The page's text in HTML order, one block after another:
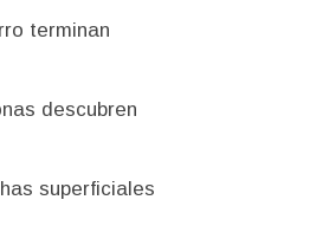
terminan
descubren
superficiales